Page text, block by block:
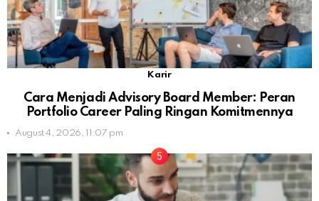
Karir
Cara Menjadi Advisory Board Member: Peran
Portfolio Career Paling Ringan Komitmennya
August 4, 2026, 11:07 pm